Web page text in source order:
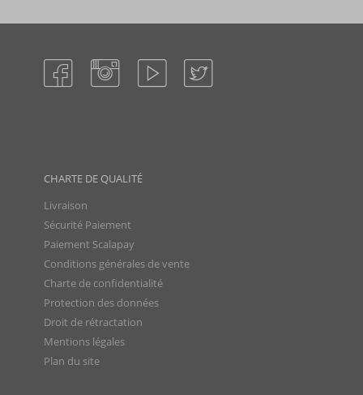
CHARTE DE QUALITÉ
Livraison
Sécurité Paiement
Paiement Scalapay
Conditions générales de vente
Charte de confidentialité
Protection des données
Droit de rétractation
Mentions légales
Plan du site